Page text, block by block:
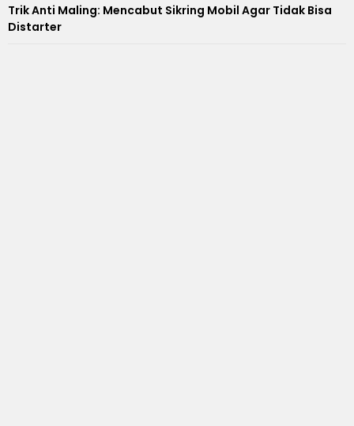
Trik Anti Maling: Mencabut Sikring Mobil Agar Tidak Bisa
Distarter